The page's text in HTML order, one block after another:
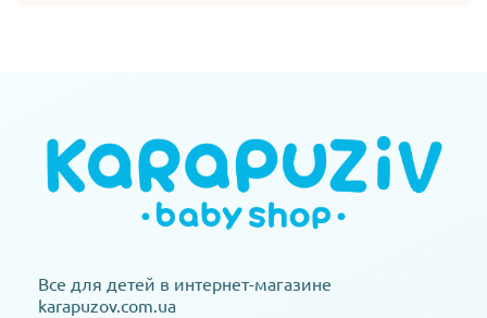
Все для детей в интернет-магазине
karapuzov.com.ua